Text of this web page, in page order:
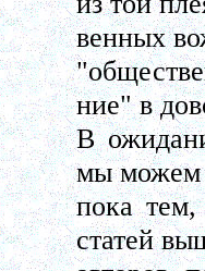
венных
ние" в
В
мы можем
пока
статей